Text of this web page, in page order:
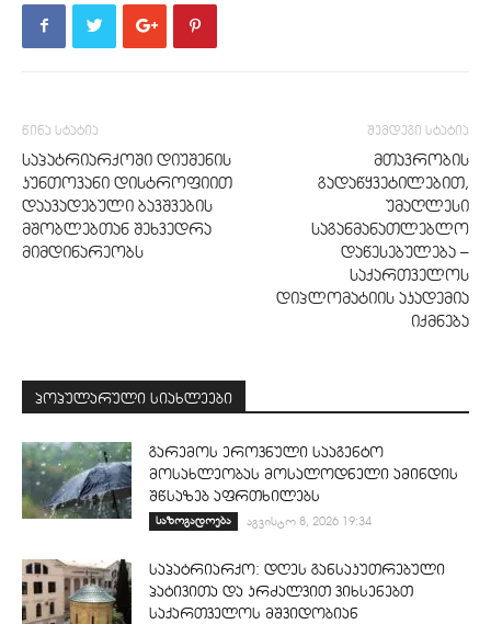
წინა სტატია
საპატრიარქოში დიუშენის
კუნთოვანი დისტროფიით
დაავადებული ბავშვების
მშობლებთან შეხვედრა
მიმდინარეობს
შემდეგი სტატია
მთავრობის
გადაწყვეტილებით,
უმაღლესი
საგანმანათლებლო
დაწესებულება –
საქართველოს
დიპლომატიის აკადემია
იქმნება
პოპულარული სიახლეები
გარემოს ეროვნული სააგენტო
მოსახლეობას მოსალოდნელი ამინდის
შწსაზებ აფრთხილებს
საზოგადოება აგვისტო 8, 2026 19:34
საპატრიარქო: დღეს განსაკუთრებული
პატივითა და კრძალვით ვიხსენებთ
საქართველოს მშვიდობიან